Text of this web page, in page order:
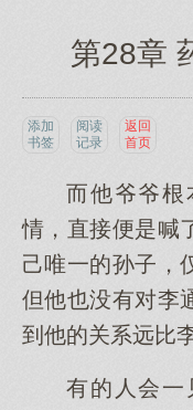
第28章
添加
书签
阅读
记录
返回
首页
而他爷爷根
情，直接便是喊
己唯一的孙子，
但他也没有对李
到他的关系远比
有的人会一